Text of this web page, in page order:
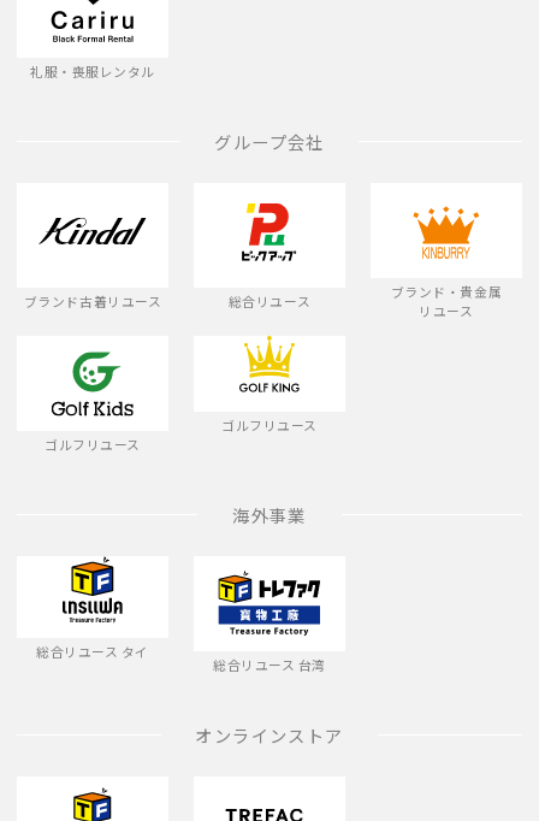
礼服・喪服レンタル
グループ会社
ブランド古着リユース 総合リユース
ブランド・貴金属
リユース
ゴルフリユース
ゴルフリユース
海外事業
総合リユース タイ
総合リユース 台湾
オンラインストア